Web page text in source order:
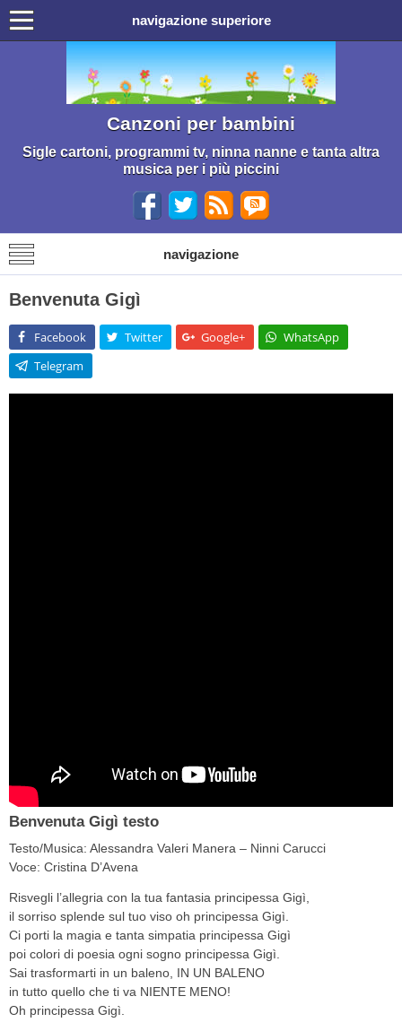
navigazione superiore
Canzoni per bambini
Sigle cartoni, programmi tv, ninna nanne e tanta altra
musica per i più piccini
navigazione
Benvenuta Gigì
Facebook Twitter Google+
WhatsApp
Telegram
Benvenuta Gigì testo
Testo/Musica: Alessandra Valeri Manera – Ninni Carucci
Voce: Cristina D’Avena
Risvegli l’allegria con la tua fantasia principessa Gigì,
il sorriso splende sul tuo viso oh principessa Gigì.
Ci porti la magia e tanta simpatia principessa Gigì
poi colori di poesia ogni sogno principessa Gigì.
Sai trasformarti in un baleno, IN UN BALENO
in tutto quello che ti va NIENTE MENO!
Oh principessa Gigì.